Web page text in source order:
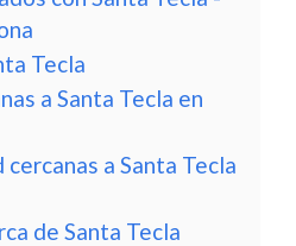
Tecla
a Santa Tecla en
a Santa Tecla
de Santa Tecla